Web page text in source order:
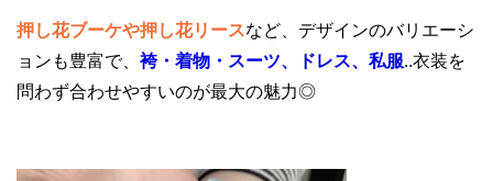
押し花ブーケや押し花リースなど、デザインのバリエーシ
ョンも豊富で、 袴・着物・スーツ、ドレス、私服..衣装を
問わず合わせやすいのが最大の魅力◎